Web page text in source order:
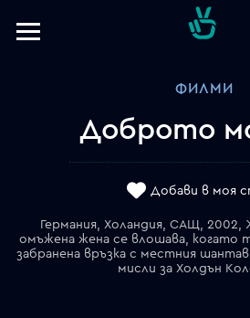
ФИЛМИ
Доброто
Добави в моя
Германия, Холандия, САЩ,
омъжена жена се влошава, когато
забранена връзка с местния
мисли за Холдън